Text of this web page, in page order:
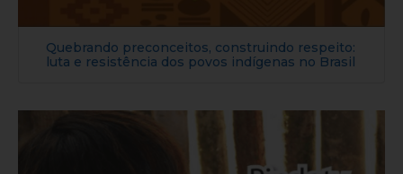
Quebrando preconceitos, construindo respeito:
luta e resistência dos povos indígenas no Brasil